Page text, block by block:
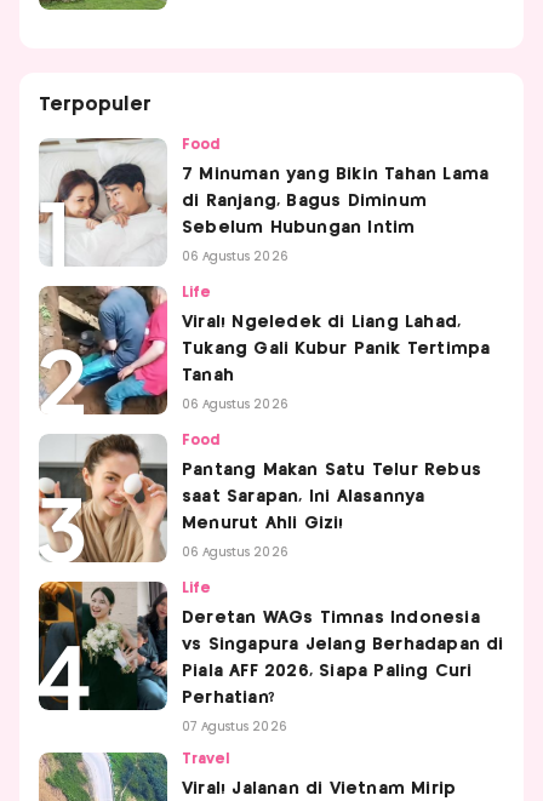
Terpopuler
Food
7 Minuman yang Bikin Tahan Lama
di Ranjang, Bagus Diminum
Sebelum Hubungan Intim
06 Agustus 2026
Life
Viral! Ngeledek di Liang Lahad,
Tukang Gali Kubur Panik Tertimpa
Tanah
06 Agustus 2026
Food
Pantang Makan Satu Telur Rebus
saat Sarapan, Ini Alasannya
Menurut Ahli Gizi!
06 Agustus 2026
Life
Deretan WAGs Timnas Indonesia
vs Singapura Jelang Berhadapan di
Piala AFF 2026, Siapa Paling Curi
Perhatian?
07 Agustus 2026
Travel
Viral! Jalanan di Vietnam Mirip